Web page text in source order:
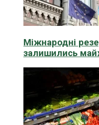
Міжнародні
залишились